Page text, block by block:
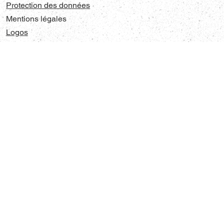
Protection des données
Mentions légales
Logos